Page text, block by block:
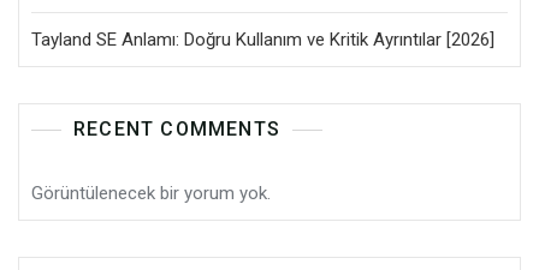
Tayland SE Anlamı: Doğru Kullanım ve Kritik Ayrıntılar [2026]
RECENT COMMENTS
Görüntülenecek bir yorum yok.